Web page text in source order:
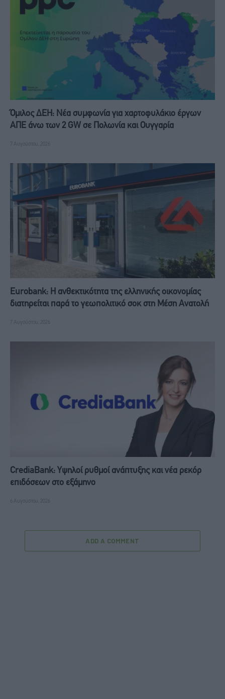
Όμιλος ΔΕΗ: Νέα συμφωνία για χαρτοφυλάκιο έργων
ΑΠΕ άνω των 2 GW σε Πολωνία και Ουγγαρία
7 Αυγούστου, 2026
Eurobank: Η ανθεκτικότητα της ελληνικής οικονομίας
διατηρείται παρά το γεωπολιτικό σοκ στη Μέση Ανατολή
7 Αυγούστου, 2026
CrediaBank: Υψηλοί ρυθμοί ανάπτυξης και νέα ρεκόρ
επιδόσεων στο εξάμηνο
6 Αυγούστου, 2026
ADD A COMMENT